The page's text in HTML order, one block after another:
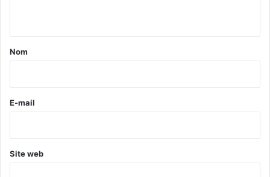
a
e
Nom
E-mail
Site web